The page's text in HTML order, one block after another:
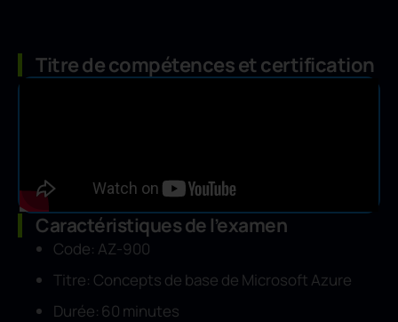
Titre de compétences et certification
Caractéristiques de l’examen
Code: AZ-900
Titre: Concepts de base de Microsoft Azure
Durée: 60 minutes